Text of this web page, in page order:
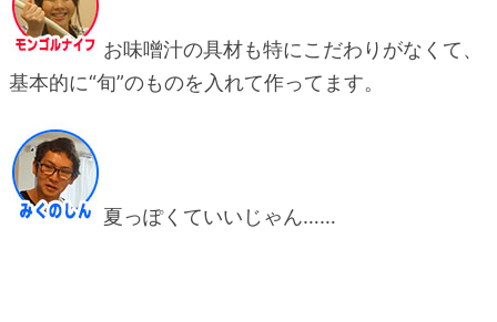
お味噌汁の具材も特にこだわりがなくて、
基本的に“旬”のものを入れて作ってます。
夏っぽくていいじゃん……